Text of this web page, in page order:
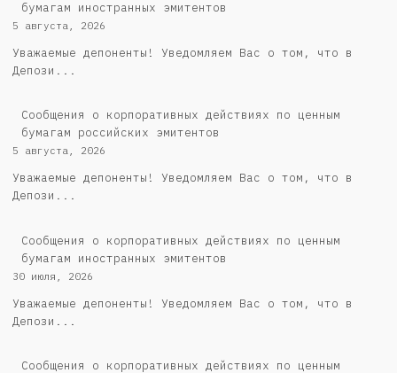
бумагам иностранных эмитентов
5 августа, 2026
Уважаемые депоненты! Уведомляем Вас о том, что в
Депози...
Cообщения о корпоративных действиях по ценным
бумагам российских эмитентов
5 августа, 2026
Уважаемые депоненты! Уведомляем Вас о том, что в
Депози...
Сообщения о корпоративных действиях по ценным
бумагам иностранных эмитентов
30 июля, 2026
Уважаемые депоненты! Уведомляем Вас о том, что в
Депози...
Cообщения о корпоративных действиях по ценным